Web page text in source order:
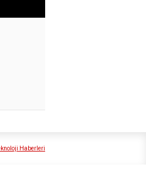
Haberleri